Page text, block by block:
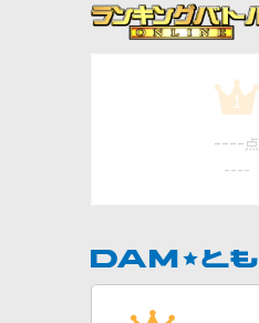
1
---- 点
----